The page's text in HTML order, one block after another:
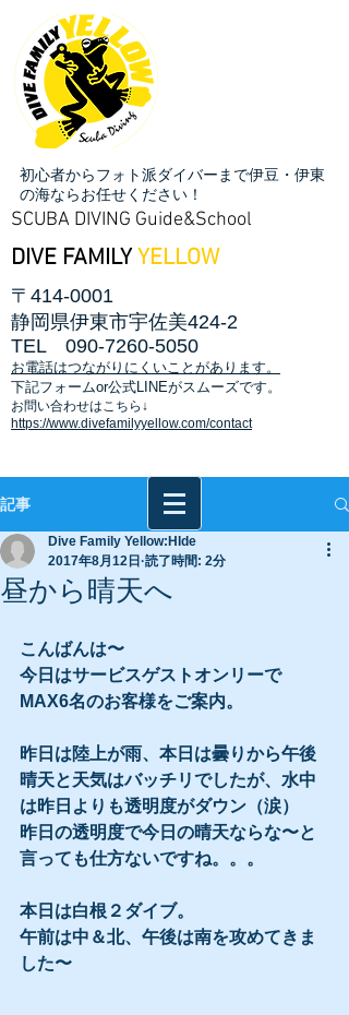
初心者からフォト派ダイバーまで伊豆・伊東
の海ならお任せください！
SCUBA DIVING Guide&School
DIVE FAMILY YELLOW
〒414-0001
静岡県伊東市宇佐美424-2
TEL 090-7260-5050
お電話はつながりにくいことがあります。
​下記フォームor公式LINEがスムーズです。
お問い合わせはこちら↓
https://www.divefamilyyellow.com/contact
記事
昼から晴天へ
Dive Family Yellow:HIde
2017年8月12日 読了時間: 2分
こんばんは〜
今日はサービスゲストオンリーで
MAX6名のお客様をご案内。
昨日は陸上が雨、本日は曇りから午後
晴天と天気はバッチリでしたが、水中
は昨日よりも透明度がダウン（涙）
昨日の透明度で今日の晴天ならな〜と
言っても仕方ないですね。。。
本日は白根２ダイブ。
午前は中＆北、午後は南を攻めてきま
した〜